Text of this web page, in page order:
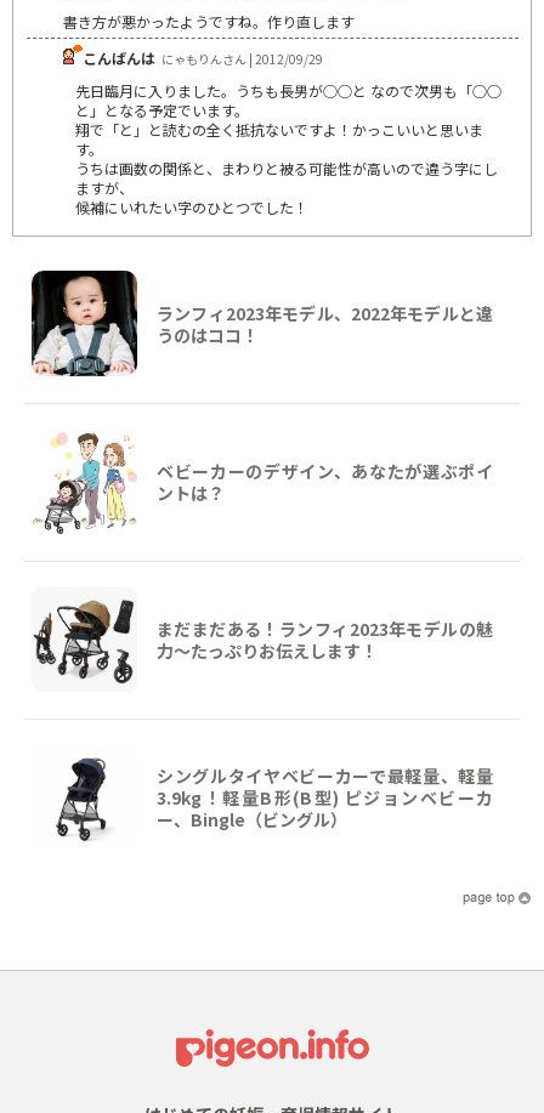
書き方が悪かったようですね。作り直します
こんばんは にゃもりんさん | 2012/09/29
先日臨月に入りました。うちも長男が○○と なので次男も「○○
と」となる予定でいます。
翔で「と」と読むの全く抵抗ないですよ！かっこいいと思いま
す。
うちは画数の関係と、まわりと被る可能性が高いので違う字にし
ますが、
候補にいれたい字のひとつでした！
ランフィ2023年モデル、2022年モデルと違
うのはココ！
ベビーカーのデザイン、あなたが選ぶポイ
ントは？
まだまだある！ランフィ2023年モデルの魅
力～たっぷりお伝えします！
シングルタイヤベビーカーで最軽量、軽量
3.9kg！軽量B形(B型) ピジョンベビーカ
ー、Bingle（ビングル）